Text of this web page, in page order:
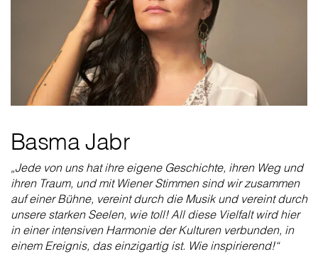
Basma Jabr
„Jede von uns hat ihre eigene Geschichte, ihren Weg und
ihren Traum, und mit Wiener Stimmen sind wir zusammen
auf einer Bühne, vereint durch die Musik und vereint durch
unsere starken Seelen, wie toll! All diese Vielfalt wird hier
in einer intensiven Harmonie der Kulturen verbunden, in
einem Ereignis, das einzigartig ist. Wie inspirierend!“